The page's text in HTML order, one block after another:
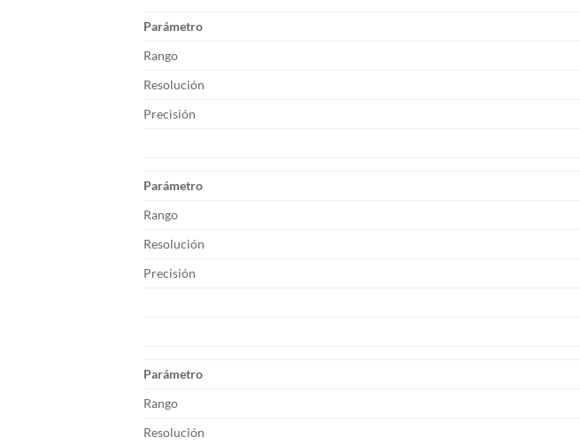
Parámetro
Rango
Resolución
Precisión
Parámetro
Rango
Resolución
Precisión
Parámetro
Rango
Resolución